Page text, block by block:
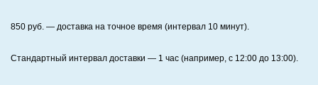
850 руб. — доставка на точное время (интервал 10 минут).
Стандартный интервал доставки — 1 час (например, с 12:00 до 13:00).